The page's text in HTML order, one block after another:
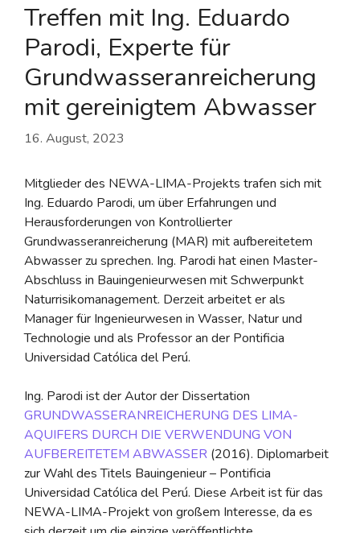
Treffen mit Ing. Eduardo
Parodi, Experte für
Grundwasseranreicherung
mit gereinigtem Abwasser
16. August, 2023
Mitglieder des NEWA-LIMA-Projekts trafen sich mit
Ing. Eduardo Parodi, um über Erfahrungen und
Herausforderungen von Kontrollierter
Grundwasseranreicherung (MAR) mit aufbereitetem
Abwasser zu sprechen. Ing. Parodi hat einen Master-
Abschluss in Bauingenieurwesen mit Schwerpunkt
Naturrisikomanagement. Derzeit arbeitet er als
Manager für Ingenieurwesen in Wasser, Natur und
Technologie und als Professor an der Pontificia
Universidad Católica del Perú.
Ing. Parodi ist der Autor der Dissertation
GRUNDWASSERANREICHERUNG DES LIMA-
AQUIFERS DURCH DIE VERWENDUNG VON
AUFBEREITETEM ABWASSER (2016). Diplomarbeit
zur Wahl des Titels Bauingenieur – Pontificia
Universidad Católica del Perú. Diese Arbeit ist für das
NEWA-LIMA-Projekt von großem Interesse, da es